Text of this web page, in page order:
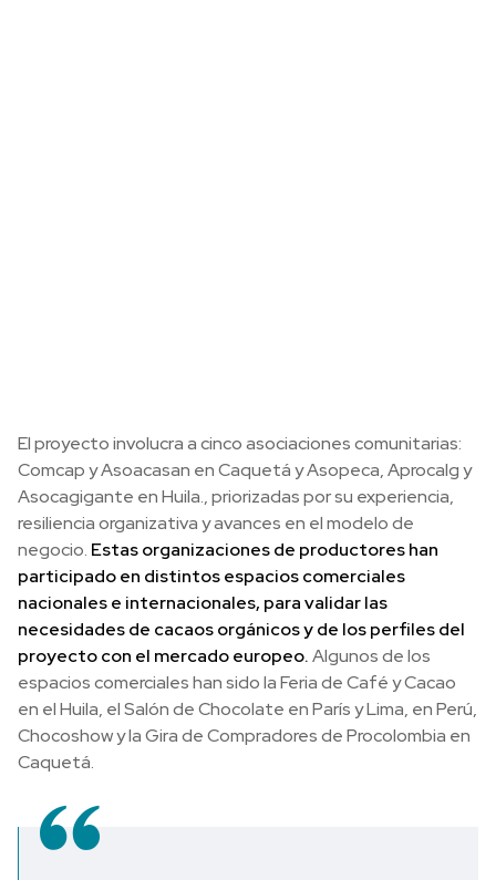
El proyecto involucra a cinco asociaciones comunitarias:
Comcap y Asoacasan en Caquetá y Asopeca, Aprocalg y
Asocagigante en Huila., priorizadas por su experiencia,
resiliencia organizativa y avances en el modelo de
negocio. Estas organizaciones de productores han
participado en distintos espacios comerciales
nacionales e internacionales, para validar las
necesidades de cacaos orgánicos y de los perfiles del
proyecto con el mercado europeo.Algunos de los
espacios comerciales han sido la Feria de Café y Cacao
en el Huila, el Salón de Chocolate en París y Lima, en Perú,
Chocoshow y la Gira de Compradores de Procolombia en
Caquetá.